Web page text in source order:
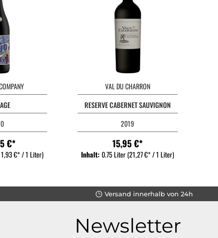
€*
€* / 1 Liter)
VAL DU CHARRON
RESERVE CABERNET SAUVIGNON
2019
15,95 €*
Inhalt: 0.75 Liter(21,27 €* / 1 Liter)
Versand innerhalb von 24h
Newsletter